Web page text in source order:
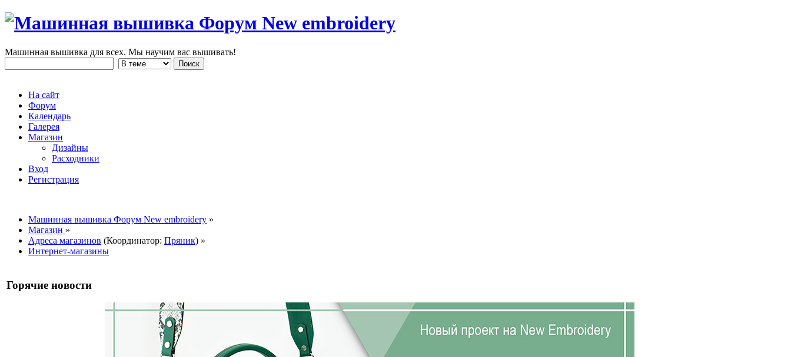
Машинная вышивка для всех. Мы научим вас вышивать!
На сайт
Форум
Календарь
Галерея
Магазин
Дизайны
Расходники
Вход
Регистрация
Машинная вышивка Форум New embroidery »
Магазин »
Адреса магазинов (Координатор: Пряник) »
Интернет-магазины
Горячие новости